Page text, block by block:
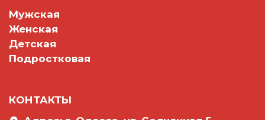
Мужская
Женская
Детская
Подростковая
КОНТАКТЫ